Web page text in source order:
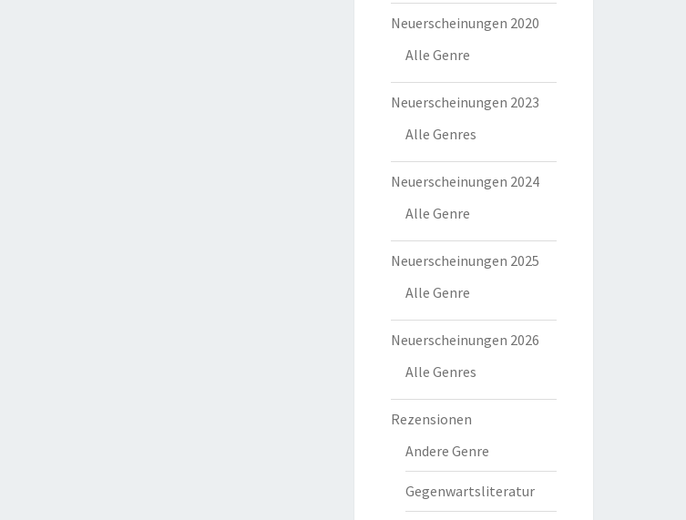
Neuerscheinungen 2020
Alle Genre
Neuerscheinungen 2023
Alle Genres
Neuerscheinungen 2024
Alle Genre
Neuerscheinungen 2025
Alle Genre
Neuerscheinungen 2026
Alle Genres
Rezensionen
Andere Genre
Gegenwartsliteratur